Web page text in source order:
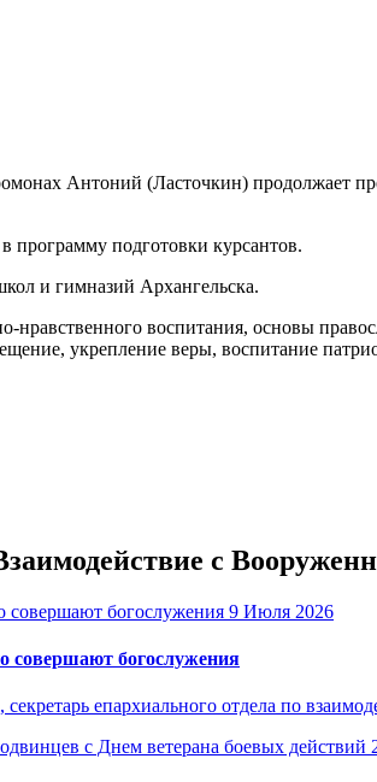
Антоний (Ласточкин) продолжает
программу подготовки курсантов.
и гимназий Архангельска.
нравственного воспитания, основы
укрепление веры, воспитание
с
9 Июля 2026
совершают богослужения
епархиального отдела по